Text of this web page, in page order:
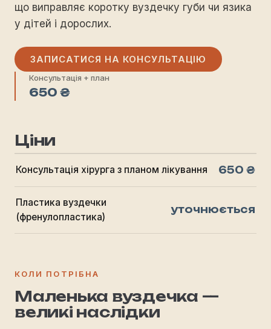
що виправляє коротку вуздечку губи чи язика
у дітей і дорослих.
ЗАПИСАТИСЯ НА КОНСУЛЬТАЦІЮ
Консультація + план
650 ₴
Ціни
Консультація хірурга з планом лікування 650 ₴
Пластика вуздечки
(френулопластика)
уточнюється
КОЛИ ПОТРІБНА
Маленька вуздечка —
великі наслідки